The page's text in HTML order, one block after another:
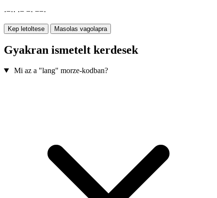
·−·· ·− −· −−·
Kep letoltese Masolas vagolapra
Gyakran ismetelt kerdesek
Mi az a "lang" morze-kodban?